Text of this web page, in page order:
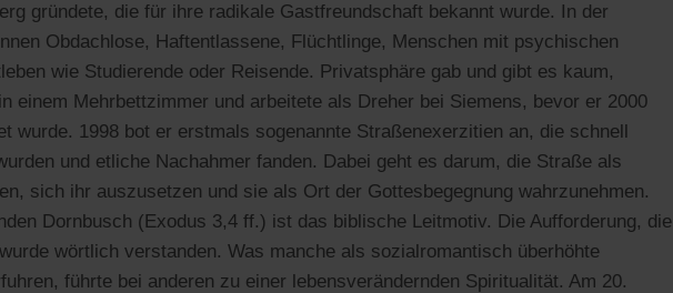
gründete, die für ihre radikale Gastfreundschaft bekannt wurde. In der
Obdachlose, Haftentlassene, Flüchtlinge, Menschen mit psychischen
wie Studierende oder Reisende. Privatsphäre gab und gibt es kaum,
einem Mehrbettzimmer und arbeitete als Dreher bei Siemens, bevor er 2000
wurde. 1998 bot er erstmals sogenannte Straßenexerzitien an, die schnell
und etliche Nachahmer fanden. Dabei geht es darum, die Straße als
sich ihr auszusetzen und sie als Ort der Gottesbegegnung wahrzunehmen.
Dornbusch (Exodus 3,4 ff.) ist das biblische Leitmotiv. Die Aufforderung, die
wörtlich verstanden. Was manche als sozialromantisch überhöhte
führte bei anderen zu einer lebensverändernden Spiritualität. Am 20.